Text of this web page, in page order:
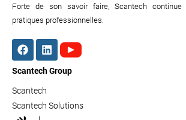
Forte de son savoir faire, Scantech
pratiques professionnelles.
Scantech Group
Scantech
Scantech Solutions